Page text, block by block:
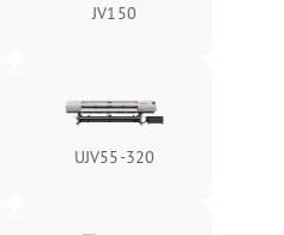
JV150
UJV55-320